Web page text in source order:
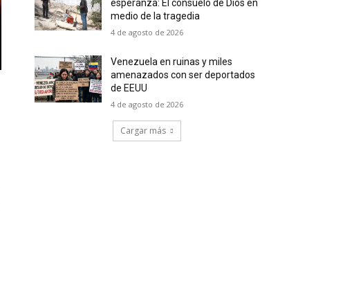
esperanza: El consuelo de Dios en
medio de la tragedia
4 de agosto de 2026
Venezuela en ruinas y miles
amenazados con ser deportados
de EEUU
4 de agosto de 2026
Cargar más